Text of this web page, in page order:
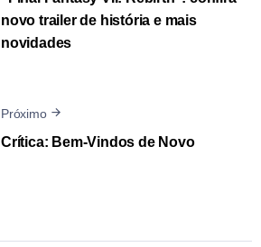
novo trailer de história e mais
novidades
Próximo
Crítica: Bem-Vindos de Novo